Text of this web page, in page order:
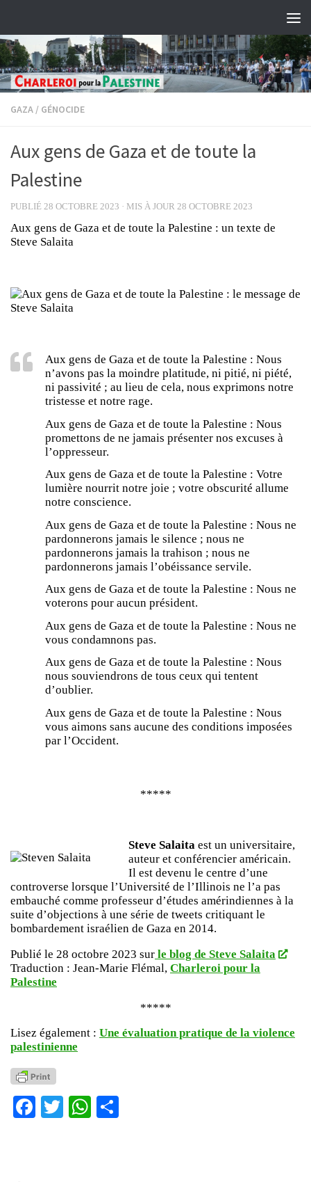
GAZA / GÉNOCIDE
Aux gens de Gaza et de toute la
Palestine
PUBLIÉ 28 OCTOBRE 2023 · MIS À JOUR 28 OCTOBRE 2023
Aux gens de Gaza et de toute la Palestine : un texte de
Steve Salaita
Aux gens de Gaza et de toute la Palestine : Nous
n’avons pas la moindre platitude, ni pitié, ni piété,
ni passivité ; au lieu de cela, nous exprimons notre
tristesse et notre rage.
Aux gens de Gaza et de toute la Palestine : Nous
promettons de ne jamais présenter nos excuses à
l’oppresseur.
Aux gens de Gaza et de toute la Palestine : Votre
lumière nourrit notre joie ; votre obscurité allume
notre conscience.
Aux gens de Gaza et de toute la Palestine : Nous ne
pardonnerons jamais le silence ; nous ne
pardonnerons jamais la trahison ; nous ne
pardonnerons jamais l’obéissance servile.
Aux gens de Gaza et de toute la Palestine : Nous ne
voterons pour aucun président.
Aux gens de Gaza et de toute la Palestine : Nous ne
vous condamnons pas.
Aux gens de Gaza et de toute la Palestine : Nous
nous souviendrons de tous ceux qui tentent
d’oublier.
Aux gens de Gaza et de toute la Palestine : Nous
vous aimons sans aucune des conditions imposées
par l’Occident.
*****
Steve Salaita est un universitaire,
auteur et conférencier américain.
Il est devenu le centre d’une
controverse lorsque l’Université de l’Illinois ne l’a pas
embauché comme professeur d’études amérindiennes à la
suite d’objections à une série de tweets critiquant le
bombardement israélien de Gaza en 2014.
Publié le 28 octobre 2023 sur le blog de Steve Salaita
Traduction : Jean-Marie Flémal, Charleroi pour la
Palestine
*****
Lisez également : Une évaluation pratique de la violence
palestinienne
Facebook
TwitterWhatsApp